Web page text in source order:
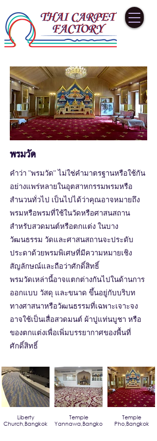
พรมวัด
คำว่า "พรมวัด" ไม่ใช่คำมาตรฐานหรือใช้กัน
อย่างแพร่หลายในอุตสาหกรรมพรมหรือ
สำนวนทั่วไป เป็นไปได้ว่าคุณอาจหมายถึง
พรมหรือพรมที่ใช้ในวัดหรือศาสนสถาน
สำหรับสวดมนต์หรือตกแต่ง ในบาง
วัฒนธรรม วัดและศาสนสถานจะประดับ
ประดาด้วยพรมพิเศษที่มีความหมายเชิง
สัญลักษณ์และถือว่าศักดิ์สิทธิ์
พรมวัดเหล่านี้อาจแตกต่างกันไปในด้านการ
ออกแบบ วัสดุ และขนาด ขึ้นอยู่กับบริบท
ทางศาสนาหรือวัฒนธรรมที่เฉพาะเจาะจง
อาจใช้เป็นเสื่อสวดมนต์ ผ้าปูแท่นบูชา หรือ
ของตกแต่งเพื่อเพิ่มบรรยากาศของพื้นที่
ศักดิ์สิทธิ์
Liberty
Church,Bangkok
Temple
Yannawa,Bangkok
Temple
Pho,Bangkok